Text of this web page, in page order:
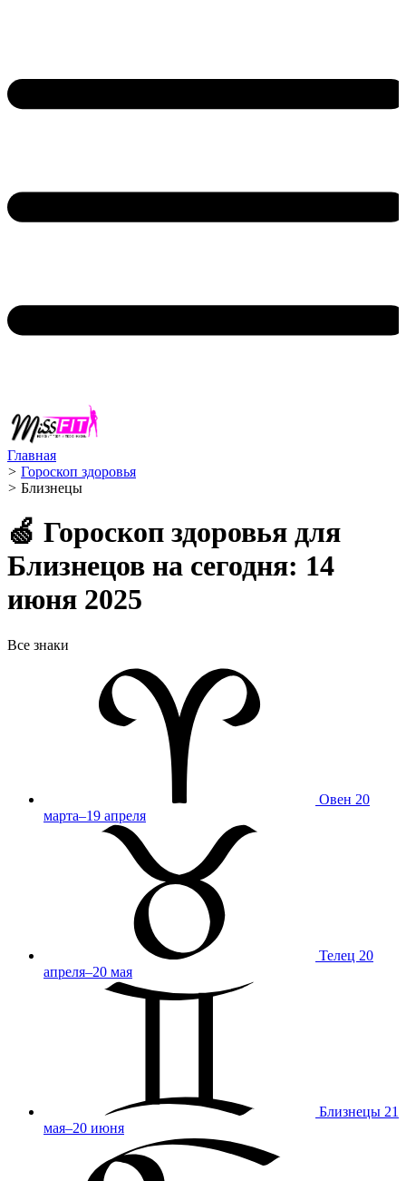
Главная
> Гороскоп здоровья
> Близнецы ️
🍏 Гороскоп здоровья для
Близнецов на сегодня: 14
июня 2025
Все знаки
Овен 20
марта–19 апреля
Телец 20
апреля–20 мая
Близнецы 21
мая–20 июня